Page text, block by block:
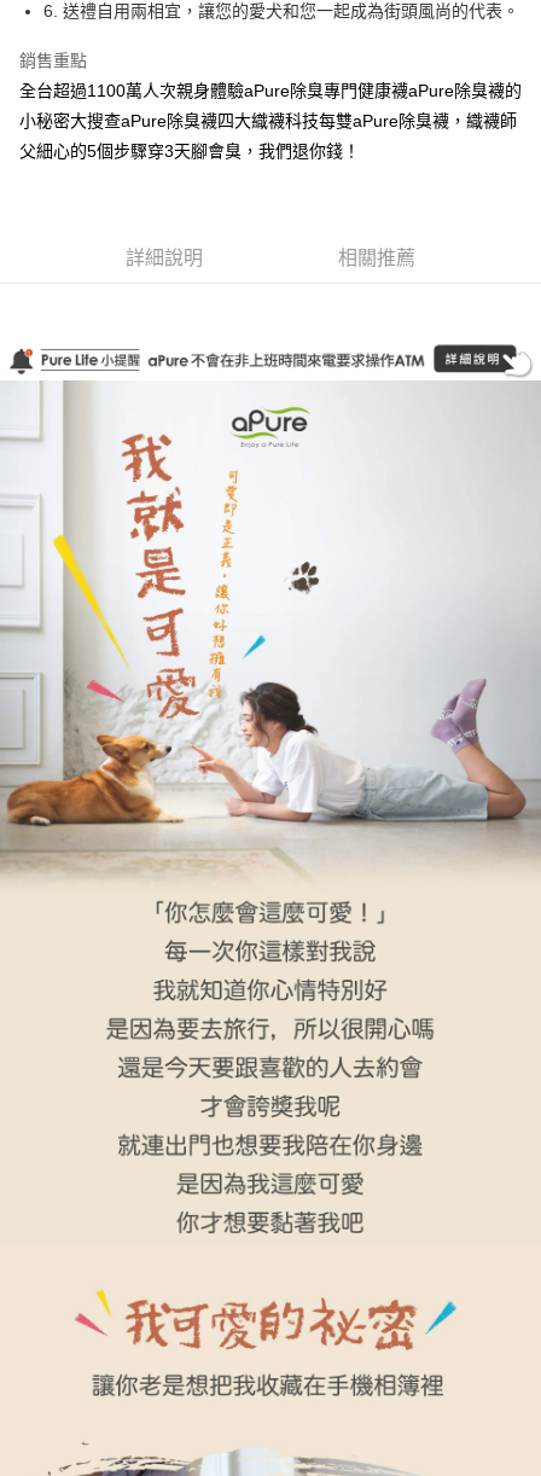
每筆NT$100，滿NT$1,000(含以上)免運費
每筆NT$100，滿NT$1,000(含以上)免運費
6. 送禮自用兩相宜，讓您的愛犬和您一起成為街頭風尚的代表。
銷售重點
全台超過1100萬人次親身體驗aPure除臭專門健康襪aPure除臭襪的
小秘密大搜查aPure除臭襪四大織襪科技每雙aPure除臭襪，織襪師
父細心的5個步驟穿3天腳會臭，我們退你錢！
詳細說明 相關推薦